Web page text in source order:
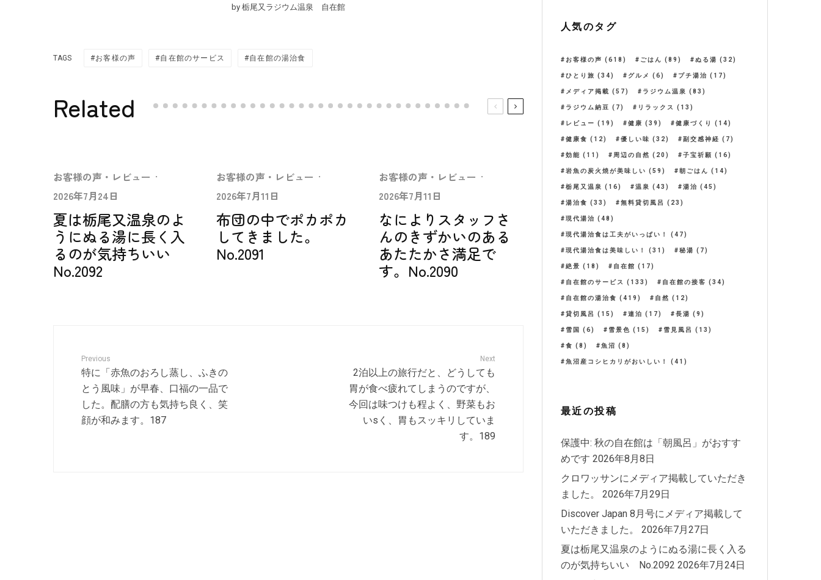
by 栃尾又ラジウム温泉 自在館
TAGS お客様の声 自在館のサービス 自在館の湯治食
Related
お客様の声・レビュー ·
2026年7月24日
夏は栃尾又温泉のよ
うにぬる湯に長く入
るのが気持ちいい
No.2092
お客様の声・レビュー ·
2026年7月11日
布団の中でポカポカ
してきました。
No.2091
お客様の声・レビュー ·
2026年7月11日
なによりスタッフさ
んのきずかいのある
あたたかさ満足で
す。No.2090
Previous
特に「赤魚のおろし蒸し、ふきの
とう風味」が早春、口福の一品で
した。配膳の方も気持ち良く、笑
顔が和みます。187
Next
2泊以上の旅行だと、どうしても
胃が食べ疲れてしまうのですが、
今回は味つけも程よく、野菜もお
いsく、胃もスッキリしていま
す。189
人気のタグ
お客様の声 (618) ごはん (89) ぬる湯 (32)
ひとり旅 (34) グルメ (6) プチ湯治 (17)
メディア掲載 (57) ラジウム温泉 (83)
ラジウム納豆 (7) リラックス (13)
レビュー (19) 健康 (39) 健康づくり (14)
健康食 (12) 優しい味 (32) 副交感神経 (7)
効能 (11) 周辺の自然 (20) 子宝祈願 (16)
岩魚の炭火焼が美味しい (59) 朝ごはん (14)
栃尾又温泉 (16) 温泉 (43) 湯治 (45)
湯治食 (33) 無料貸切風呂 (23)
現代湯治 (48)
現代湯治食は工夫がいっぱい！ (47)
現代湯治食は美味しい！ (31) 秘湯 (7)
絶景 (18) 自在館 (17)
自在館のサービス (133) 自在館の接客 (34)
自在館の湯治食 (419) 自然 (12)
貸切風呂 (15) 連泊 (17) 長湯 (9)
雪国 (6) 雪景色 (15) 雪見風呂 (13)
食 (8) 魚沼 (8)
魚沼産コシヒカリがおいしい！ (41)
最近の投稿
保護中: 秋の自在館は「朝風呂」がおすす
めです 2026年8月8日
クロワッサンにメディア掲載していただき
ました。
2026年7月29日
Discover Japan 8月号にメディア掲載して
いただきました。
2026年7月27日
夏は栃尾又温泉のようにぬる湯に長く入る
のが気持ちいい No.2092 2026年7月24日